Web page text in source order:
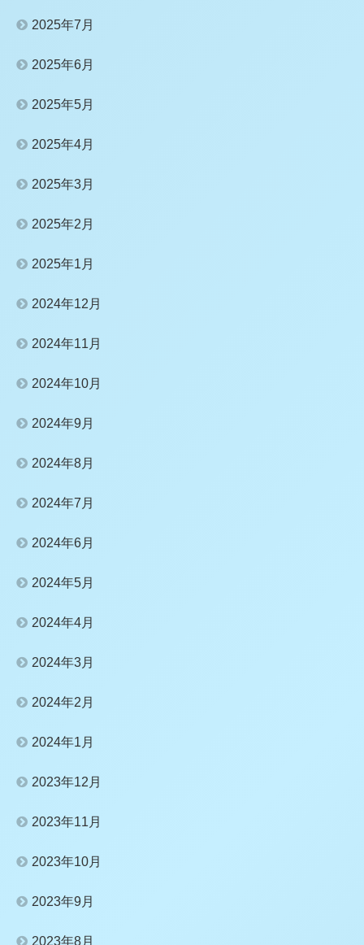
2025年7月
2025年6月
2025年5月
2025年4月
2025年3月
2025年2月
2025年1月
2024年12月
2024年11月
2024年10月
2024年9月
2024年8月
2024年7月
2024年6月
2024年5月
2024年4月
2024年3月
2024年2月
2024年1月
2023年12月
2023年11月
2023年10月
2023年9月
2023年8月